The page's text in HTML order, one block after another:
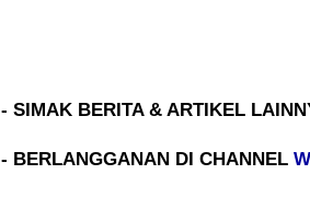
- SIMAK BERITA & ARTIKEL
- BERLANGGANAN DI CHANNEL